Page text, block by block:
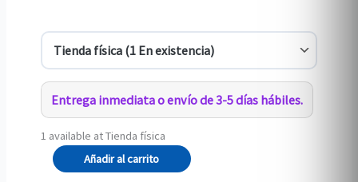
Entrega inmediata o envío de 3-5 días hábiles.
1 available at Tienda física
26.310
Verde
Añadir al carrito